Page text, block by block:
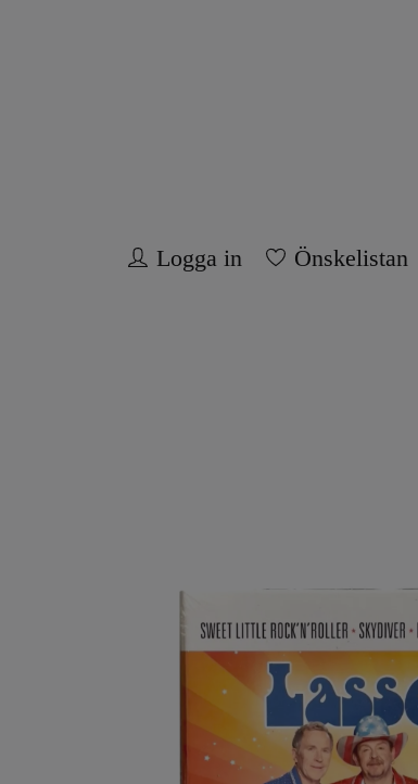
Logga in Önskelistan